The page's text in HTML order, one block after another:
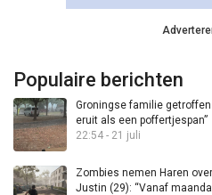
Populaire berichten
Groningse familie
eruit als een poffertjespan”
22:54 - 21 juli
Zombies nemen Haren
Justin (29): “Vanaf